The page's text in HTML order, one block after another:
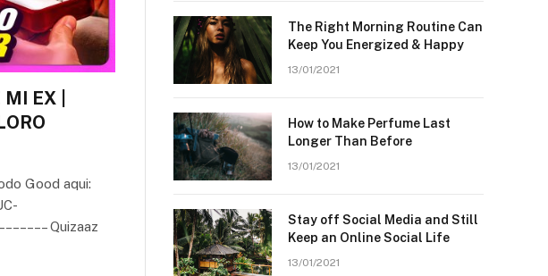
EX |
Good aqui:
– – – – Quizaaz
The Right Morning Routine Can
Keep You Energized & Happy
13/01/2021
How to Make Perfume Last
Longer Than Before
13/01/2021
Stay off Social Media and Still
Keep an Online Social Life
13/01/2021